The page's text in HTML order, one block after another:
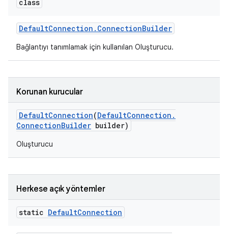
class
DefaultConnection . ConnectionBuilder
Bağlantıyı tanımlamak için kullanılan Oluşturucu.
Korunan kurucular
DefaultConnection(DefaultConnection .
ConnectionBuilder builder)
Oluşturucu
Herkese açık yöntemler
static DefaultConnection